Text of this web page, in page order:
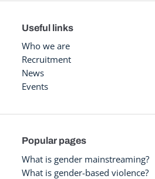
Useful links
Who we are
Recruitment
News
Events
Popular pages
What is gender mainstreaming?
What is gender-based violence?